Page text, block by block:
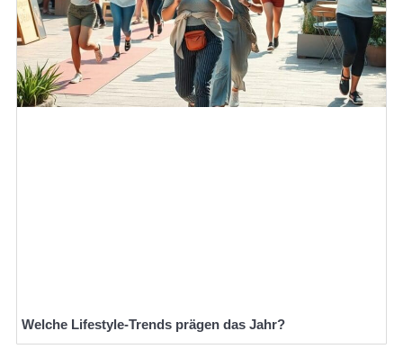
Welche Lifestyle-Trends prägen das Jahr?